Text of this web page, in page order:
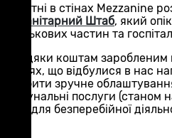
У квітні в стінах Mezzanine
Гуманітарний Штаб, який
військових частин та
Завдяки коштам заробленим
подіях, що відбулися в нас
зробити зручне
комунальні послуги (станом
грн) для безперебійної